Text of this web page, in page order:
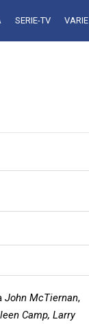
SERIE-TV VARIE
John McTiernan,
Camp, Larry